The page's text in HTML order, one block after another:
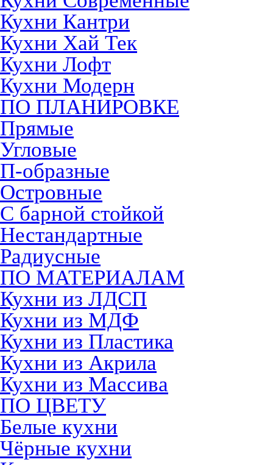
Кухни Кантри
Кухни Хай Тек
Кухни Лофт
Кухни Модерн
ПО ПЛАНИРОВКЕ
Прямые
Угловые
П-образные
Островные
С барной стойкой
Нестандартные
Радиусные
ПО МАТЕРИАЛАМ
Кухни из ЛДСП
Кухни из МДФ
Кухни из Пластика
Кухни из Акрила
Кухни из Массива
ПО ЦВЕТУ
Белые кухни
Чёрные кухни